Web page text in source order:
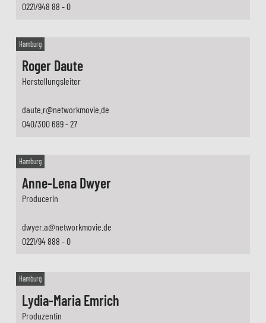
0221/948 88 - 0
Hamburg
Roger Daute
Herstellungsleiter
daute.r@networkmovie.de
040/300 689 - 27
Hamburg
Anne-Lena Dwyer
Producerin
dwyer.a@networkmovie.de
0221/94 888 - 0
Hamburg
Lydia-Maria Emrich
Produzentin